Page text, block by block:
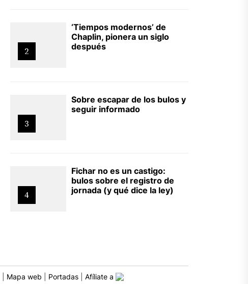
2
‘Tiempos modernos’ de
Chaplin, pionera un siglo
después
3
Sobre escapar de los bulos y
seguir informado
4
Fichar no es un castigo:
bulos sobre el registro de
jornada (y qué dice la ley)
Mapa web Portadas Afíliate a